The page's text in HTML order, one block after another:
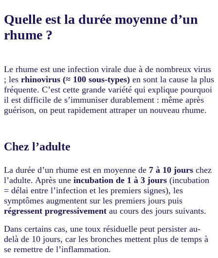
par
an
chez
l'enfant
en
collectivité..
Contagiosité
:
Contagiosité
dès
jours
symptômes,
maximale
les
2
3
premiers
jours,
pouvant
durer
Quelle est la durée moyenne d’un
rhume ?
Le rhume est une infection virale due à de nombreux virus
; les rhinovirus (≈ 100 sous-types) en sont la cause la plus
fréquente. C’est cette grande variété qui explique pourquoi
il est difficile de s’immuniser durablement : même après
guérison, on peut rapidement attraper un nouveau rhume.
Chez l’adulte
La durée d’un rhume est en moyenne de 7 à 10 jours chez
l’adulte. Après une incubation de 1 à 3 jours (incubation
= délai entre l’infection et les premiers signes), les
symptômes augmentent sur les premiers jours puis
régressent progressivement au cours des jours suivants.
Dans certains cas, une toux résiduelle peut persister au-
delà de 10 jours, car les bronches mettent plus de temps à
se remettre de l’inflammation.